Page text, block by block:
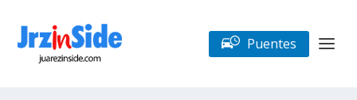
Puentes